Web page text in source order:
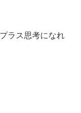
ラス思考になれ